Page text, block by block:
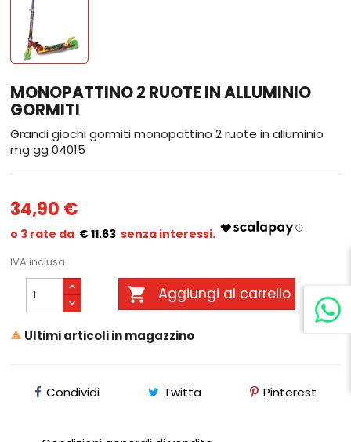
MONOPATTINO 2 RUOTE IN ALLUMINIO
GORMITI
Grandi giochi gormiti monopattino 2 ruote in alluminio
mg gg 04015
34,90 €
€ 11.63
IVA inclusa
 Aggiungi al carrello
 Ultimi articoli in magazzino
Condividi Twitta Pinterest